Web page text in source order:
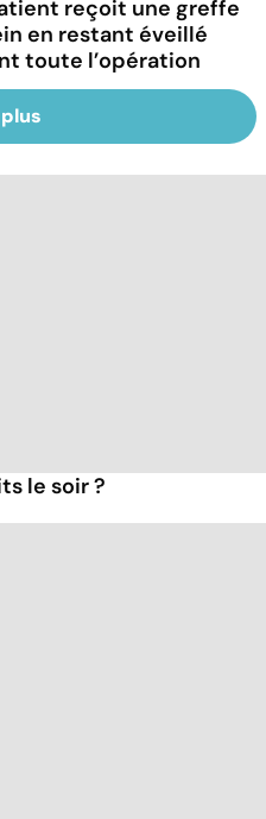
reçoit une greffe
en restant éveillé
toute l’opération
le soir ?